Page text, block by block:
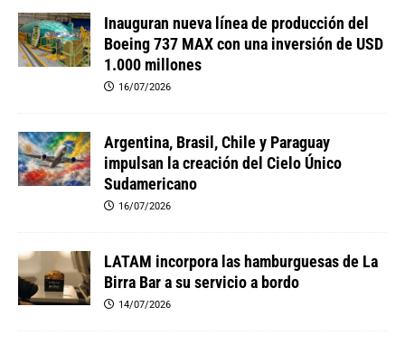
Inauguran nueva línea de producción del
Boeing 737 MAX con una inversión de USD
1.000 millones
16/07/2026
Argentina, Brasil, Chile y Paraguay
impulsan la creación del Cielo Único
Sudamericano
16/07/2026
LATAM incorpora las hamburguesas de La
Birra Bar a su servicio a bordo
14/07/2026